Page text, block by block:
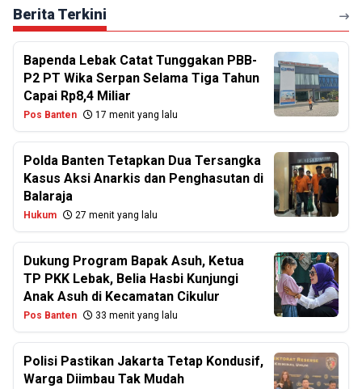
Berita Terkini
Bapenda Lebak Catat Tunggakan PBB-
P2 PT Wika Serpan Selama Tiga Tahun
Capai Rp8,4 Miliar
Pos Banten 17 menit yang lalu
Polda Banten Tetapkan Dua Tersangka
Kasus Aksi Anarkis dan Penghasutan di
Balaraja
Hukum 27 menit yang lalu
Dukung Program Bapak Asuh, Ketua
TP PKK Lebak, Belia Hasbi Kunjungi
Anak Asuh di Kecamatan Cikulur
Pos Banten 33 menit yang lalu
Polisi Pastikan Jakarta Tetap Kondusif,
Warga Diimbau Tak Mudah